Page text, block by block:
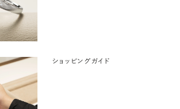
ショッピングガイド